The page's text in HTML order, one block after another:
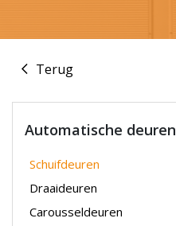
Terug
Automatische deuren
Schuifdeuren
Draaideuren
Carousseldeuren